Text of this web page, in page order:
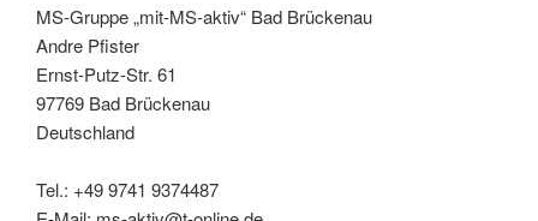
MS-Gruppe „mit-MS-aktiv“ Bad Brückenau
Andre Pfister
Ernst-Putz-Str. 61
97769 Bad Brückenau
Deutschland
Tel.: +49 9741 9374487